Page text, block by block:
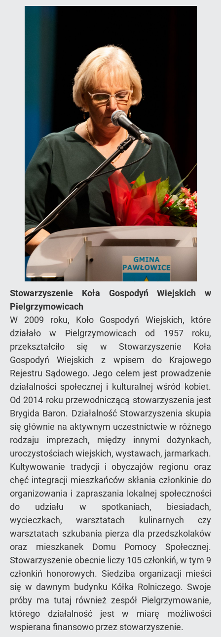
Stowarzyszenie Koła Gospodyń Wiejskich w
Pielgrzymowicach
W 2009 roku, Koło Gospodyń Wiejskich, które
działało w Pielgrzymowicach od 1957 roku,
przekształciło się w Stowarzyszenie Koła
Gospodyń Wiejskich z wpisem do Krajowego
Rejestru Sądowego. Jego celem jest prowadzenie
działalności społecznej i kulturalnej wśród kobiet.
Od 2014 roku przewodniczącą stowarzyszenia jest
Brygida Baron. Działalność Stowarzyszenia skupia
się głównie na aktywnym uczestnictwie w różnego
rodzaju imprezach, między innymi dożynkach,
uroczystościach wiejskich, wystawach, jarmarkach.
Kultywowanie tradycji i obyczajów regionu oraz
chęć integracji mieszkańców skłania członkinie do
organizowania i zapraszania lokalnej społeczności
do udziału w spotkaniach, biesiadach,
wycieczkach, warsztatach kulinarnych czy
warsztatach szkubania pierza dla przedszkolaków
oraz mieszkanek Domu Pomocy Społecznej.
Stowarzyszenie obecnie liczy 105 członkiń, w tym 9
członkiń honorowych. Siedziba organizacji mieści
się w dawnym budynku Kółka Rolniczego. Swoje
próby ma tutaj również zespół Pielgrzymowanie,
którego działalność jest w miarę możliwości
wspierana finansowo przez stowarzyszenie.